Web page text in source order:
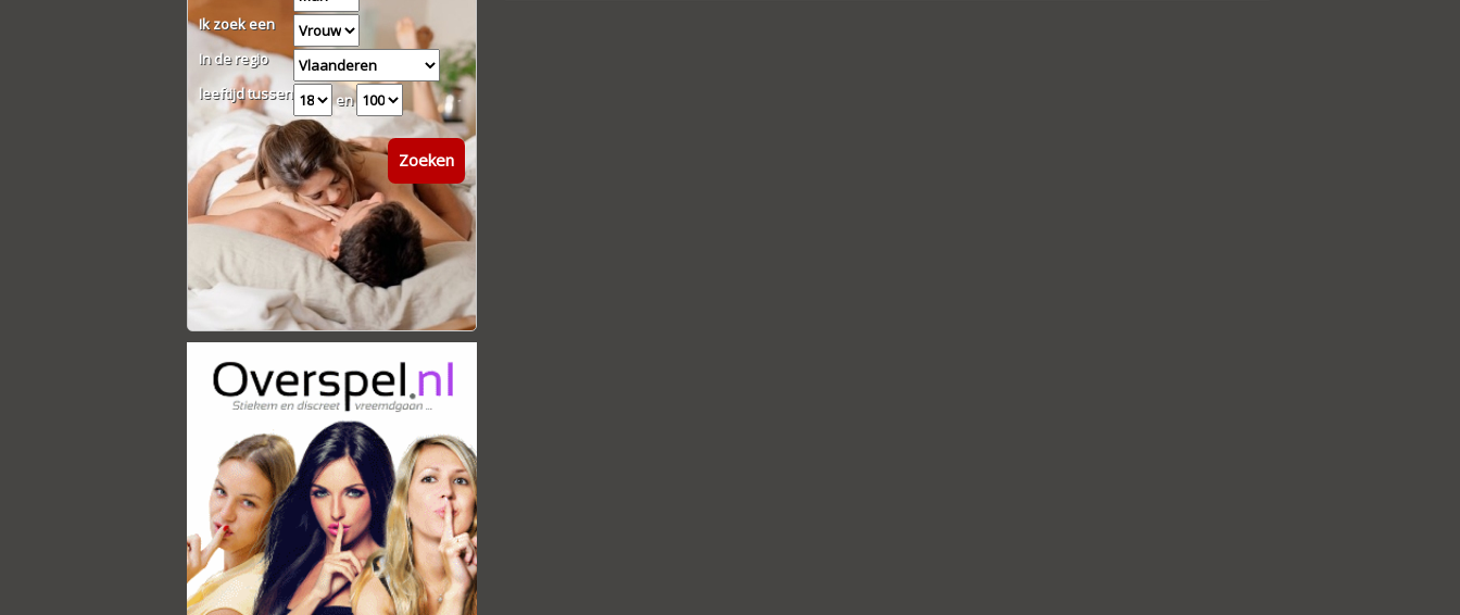
Ik zoek een
In de regio
leeftijd tussen
en
Zoeken